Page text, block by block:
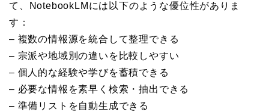
て、NotebookLMには以下のような優位性がありま
す：
– 複数の情報源を統合して整理できる
– 宗派や地域別の違いを比較しやすい
– 個人的な経験や学びを蓄積できる
– 必要な情報を素早く検索・抽出できる
– 準備リストを自動生成できる